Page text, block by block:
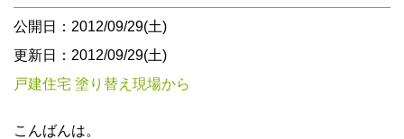
公開日：2012/09/29(土)
更新日：2012/09/29(土)
戸建住宅 塗り替え現場から
こんばんは。